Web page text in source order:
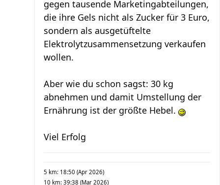
gegen tausende Marketingabteilungen,
die ihre Gels nicht als Zucker für 3 Euro,
sondern als ausgetüftelte
Elektrolytzusammensetzung verkaufen
wollen.
Aber wie du schon sagst: 30 kg
abnehmen und damit Umstellung der
Ernährung ist der größte Hebel.
Viel Erfolg
5 km: 18:50 (Apr 2026)
10 km: 39:38 (Mar 2026)